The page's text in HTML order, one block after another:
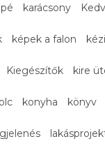
karácsony
képek a falon
Kiegészítők kire
konyha könyv